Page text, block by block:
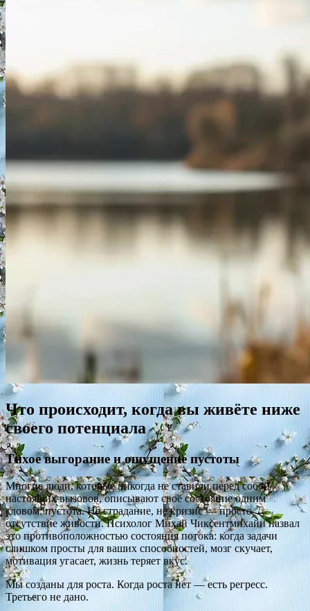
Что происходит, когда вы живёте ниже
своего потенциала
Тихое выгорание и ощущение пустоты
Многие люди, которые никогда не ставили перед собой
настоящих вызовов, описывают своё состояние одним
словом: пустота. Не страдание, не кризис — просто
отсутствие живости. Психолог Михай Чиксентмихайи назвал
это противоположностью состояния потока: когда задачи
слишком просты для ваших способностей, мозг скучает,
мотивация угасает, жизнь теряет вкус.
Мы созданы для роста. Когда роста нет — есть регресс.
Третьего не дано.